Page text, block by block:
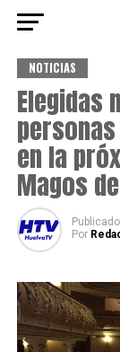
NOTICIAS
Elegidas
en la
Magos
Publicado
Por